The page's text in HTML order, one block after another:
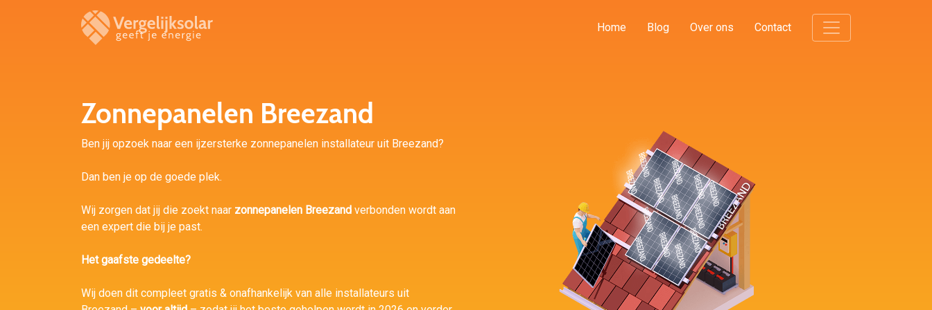
Home Blog Over ons Contact
Zonnepanelen Breezand
Ben jij opzoek naar een ijzersterke zonnepanelen installateur uit Breezand?
Dan ben je op de goede plek.
Wij zorgen dat jij die zoekt naar zonnepanelen Breezand verbonden wordt aan
een expert die bij je past.
Het gaafste gedeelte?
Wij doen dit compleet gratis & onafhankelijk van alle installateurs uit